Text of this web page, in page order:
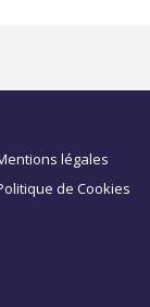
légales
de Cookies